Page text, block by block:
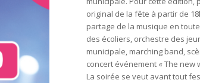
original de la fête à partir de
partage de la musique en
des écoliers, orchestre des
municipale, marching band,
concert événement « The new
La soirée se veut avant tout